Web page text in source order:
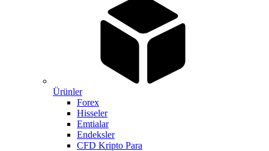
Ürünler
Forex
Hisseler
Emtialar
Endeksler
CFD Kripto Para